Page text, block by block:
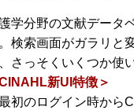
学分野の文献データ
検索画面がガラリと
さっそくいくつか使
新UI特徴＞
最初のログイン時から